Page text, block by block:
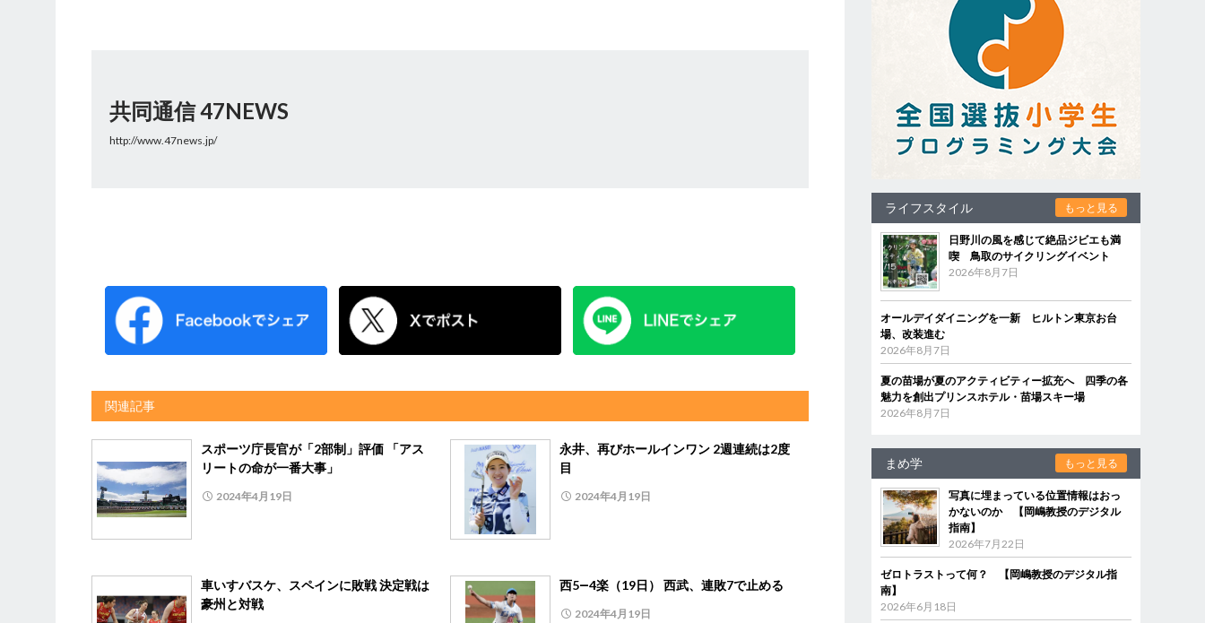
共同通信 47NEWS
http://www.47news.jp/
関連記事
スポーツ庁長官が「2部制」評価 「アス
リートの命が一番大事」
2024年4月19日
永井、再びホールインワン 2週連続は2度
目
2024年4月19日
車いすバスケ、スペインに敗戦 決定戦は
豪州と対戦
西5―4楽（19日） 西武、連敗7で止める
2024年4月19日
ライフスタイル もっと見る
日野川の風を感じて絶品ジビエも満
喫 鳥取のサイクリングイベント
2026年8月7日
オールデイダイニングを一新 ヒルトン東京お台
場、改装進む
2026年8月7日
夏の苗場が夏のアクティビティー拡充へ 四季の各
魅力を創出プリンスホテル・苗場スキー場
2026年8月7日
まめ学 もっと見る
写真に埋まっている位置情報はおっ
かないのか 【岡嶋教授のデジタル
指南】
2026年7月22日
ゼロトラストって何？ 【岡嶋教授のデジタル指
南】
2026年6月18日